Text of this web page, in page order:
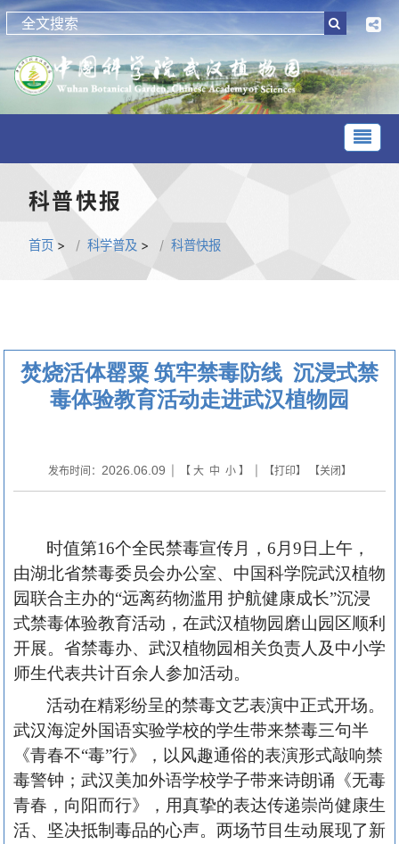
科普快报
首页 > 科学普及 > 科普快报
焚烧活体罂粟 筑牢禁毒防线 沉浸式禁
毒体验教育活动走进武汉植物园
发布时间： 2026.06.09 | 【 大 中 小】 | 【打印】 【关闭】
时值第16个全民禁毒宣传月，6月9日上午，
由湖北省禁毒委员会办公室、中国科学院武汉植物
园联合主办的“远离药物滥用 护航健康成长”沉浸
式禁毒体验教育活动，在武汉植物园磨山园区顺利
开展。省禁毒办、武汉植物园相关负责人及中小学
师生代表共计百余人参加活动。
活动在精彩纷呈的禁毒文艺表演中正式开场。
武汉海淀外国语实验学校的学生带来禁毒三句半
《青春不“毒”行》，以风趣通俗的表演形式敲响禁
毒警钟；武汉美加外语学校学子带来诗朗诵《无毒
青春，向阳而行》，用真挚的表达传递崇尚健康生
活、坚决抵制毒品的心声。两场节目生动展现了新